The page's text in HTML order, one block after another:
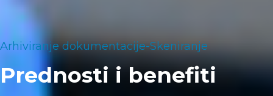
Arhiviranje dokumentacije-Skeniranje
Prednosti i benefiti